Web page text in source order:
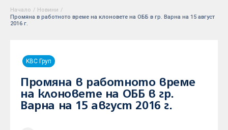
Начало / Новини /
Промяна в работното време на клоновете на ОББ в гр. Варна на 15 август
2016 г.
KBC Груп
Промяна в работното време
на клоновете на ОББ в гр.
Варна на 15 август 2016 г.